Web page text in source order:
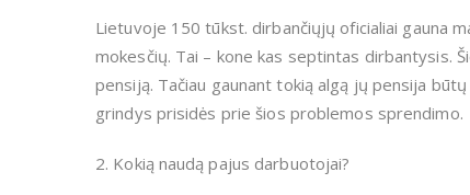
Lietuvoje 150 tūkst. dirbančiųjų oficialiai gauna
mokesčių. Tai – kone kas septintas dirbantysis.
pensiją. Tačiau gaunant tokią algą jų pensija
grindys prisidės prie šios problemos sprendimo.
2. Kokią naudą pajus darbuotojai?